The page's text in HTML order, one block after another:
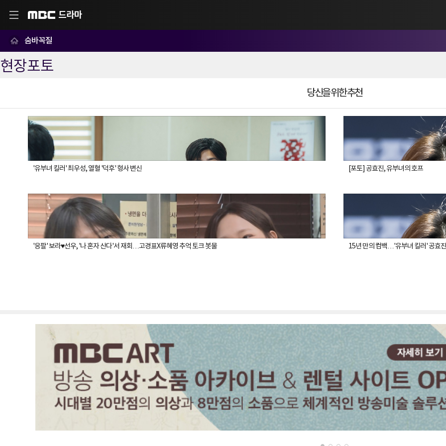
드라마
숨바꼭질
현장포토
당신을 위한 추천
'유부녀 킬러' 최우성, 열혈 '덕후' 형사 변신 [포토] 공효진, 유부녀의 호프
'응팔' 보라♥선우, '나 혼자 산다'서 재회…고경표X류혜영 추억 토크 봇물 15년 만의 컴백…'유부녀 킬러' 공효